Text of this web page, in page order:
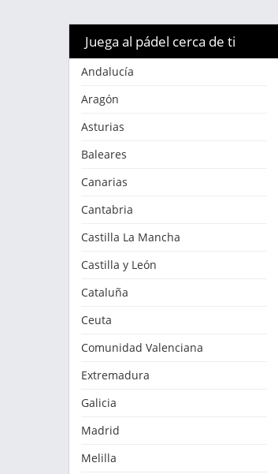
Juega al pádel cerca de ti
Andalucía
Aragón
Asturias
Baleares
Canarias
Cantabria
Castilla La Mancha
Castilla y León
Cataluña
Ceuta
Comunidad Valenciana
Extremadura
Galicia
Madrid
Melilla